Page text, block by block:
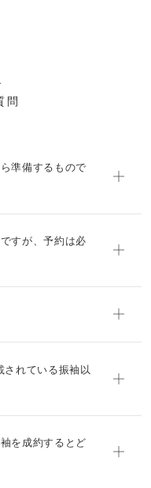
問
準備するもので
すが、予約は必
されている振袖以
を成約するとど